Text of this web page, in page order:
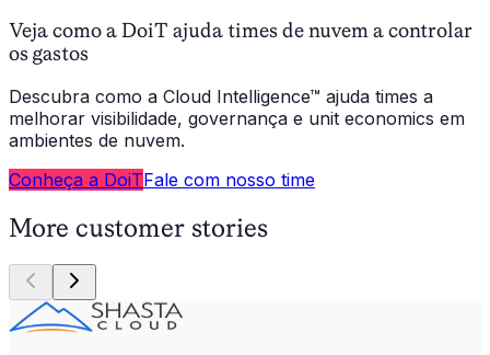
Veja como a DoiT ajuda times de nuvem a controlar
os gastos
Descubra como a Cloud Intelligence™ ajuda times a
melhorar visibilidade, governança e unit economics em
ambientes de nuvem.
Conheça a DoiTFale com nosso time
More customer stories